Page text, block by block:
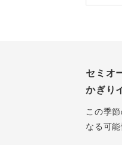
セミオ
かぎり
この季
なる可